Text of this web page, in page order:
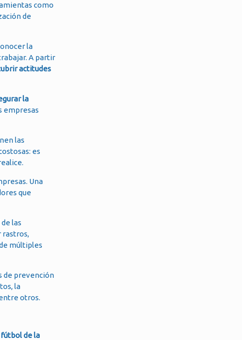
como
de
la
A partir
actitudes
la
empresas
las
es
Una
que
las
rastros,
múltiples
de prevención
la
otros.
de la